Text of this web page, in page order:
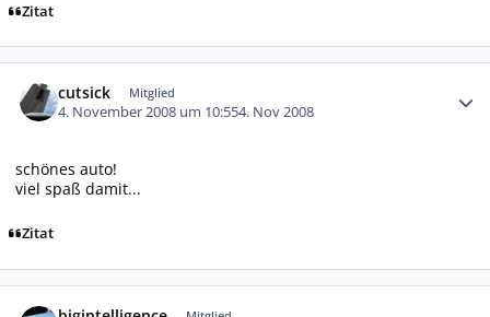
Zitat
cutsick Mitglied
4. November 2008 um 10:554. Nov 2008
schönes auto!
viel spaß damit...
Zitat